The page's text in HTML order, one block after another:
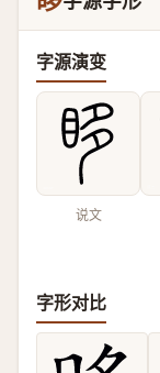
字源演变
说文
字形对比